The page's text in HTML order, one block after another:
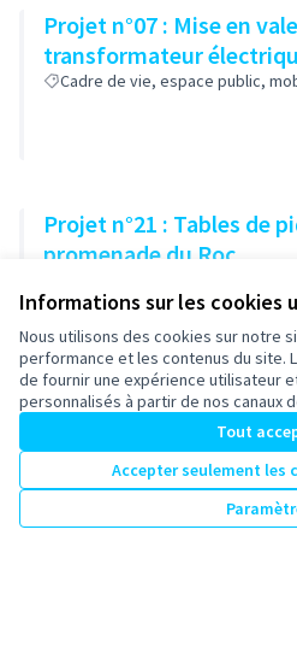
Informations sur les cookies
Nous utilisons des cookies sur notre
performance et les contenus du site.
de fournir une expérience utilisateur
personnalisés à partir de nos canaux
Tout
Accepter seulement les
Projet n°07 : Mise en
transformateur
Cadre de vie, espace public,
Projet n°21 : Tables de
promenade du Roc
Projet n°20 :
Cadre de vie, espace public,